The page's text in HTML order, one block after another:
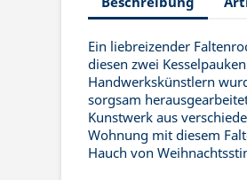
Ein liebreizender
diesen zwei
Handwerkskünstlern
sorgsam
Kunstwerk aus
Wohnung mit diesem
Hauch von